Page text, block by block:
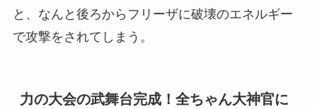
と、なんと後ろからフリーザに破壊のエネルギー
で攻撃をされてしまう。
力の大会の武舞台完成！全ちゃん大神官に